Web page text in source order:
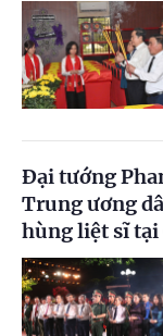
Đại tướng
Trung ương
hùng liệt sĩ tại